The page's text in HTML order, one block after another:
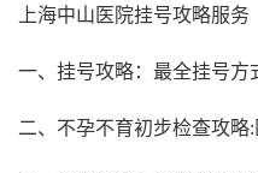
上海中山医院挂号攻略服务
一、挂号攻略：最全挂号方
二、不孕不育初步检查攻略